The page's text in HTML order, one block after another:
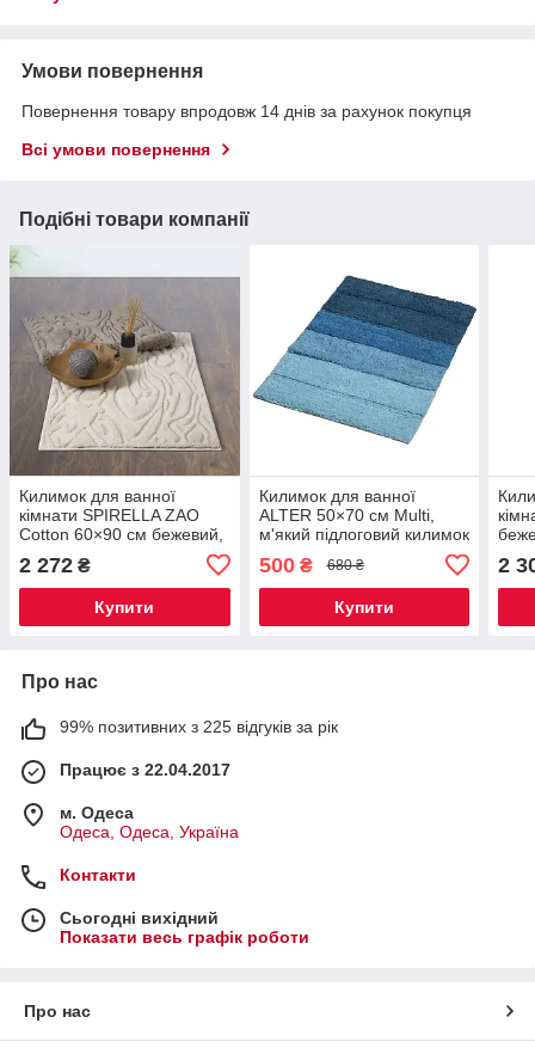
Умови повернення
Повернення товару впродовж 14 днів за рахунок покупця
Всі умови повернення
Подібні товари компанії
Килимок для ванної
кімнати SPIRELLA ZAO
Cotton 60×90 см бежевий,
натуральний бавовняний
килимок з антиковзною
основою
2 272 ₴
Купити
Килимок для ванної
ALTER 50×70 см Multi,
м'який підлоговий килимок
вологостійкий килимок з
антиковзною основою
500₴ 680 ₴
Купити
2
Про нас
99% позитивних з 225 відгуків за рік
Працює з 22.04.2017
м. Одеса
Одеса, Одеса, Україна
Контакти
Сьогодні вихідний
Показати весь графік роботи
Про нас